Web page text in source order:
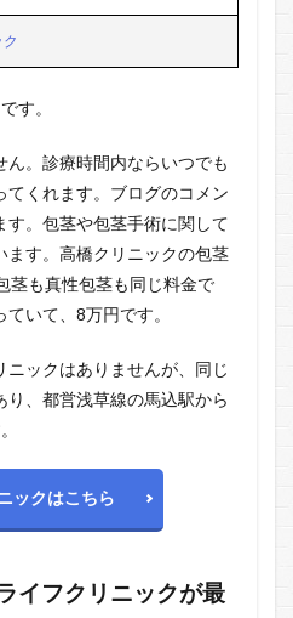
です。
。診療時間内ならいつでも
くれます。ブログのコメン
す。包茎や包茎手術に関して
ます。高橋クリニックの包茎
茎も真性包茎も同じ料金で
いて、8万円です。
ックはありませんが、同じ
、都営浅草線の馬込駅から
ックはこちら
イフクリニックが最